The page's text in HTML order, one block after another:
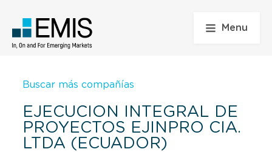
Menu
Buscar más compañías
EJECUCION INTEGRAL DE
PROYECTOS EJINPRO CIA.
LTDA (ECUADOR)